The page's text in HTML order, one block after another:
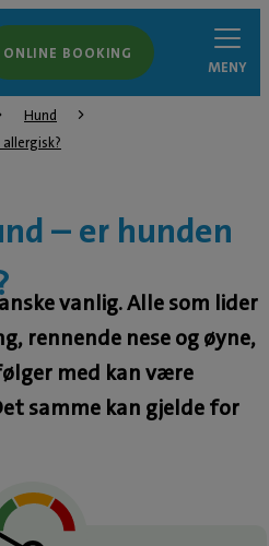
ONLINE BOOKING
MENY
Hund
– er hunden
vanlig. Alle som lider
rennende nese og øyne,
med kan være
samme kan gjelde for